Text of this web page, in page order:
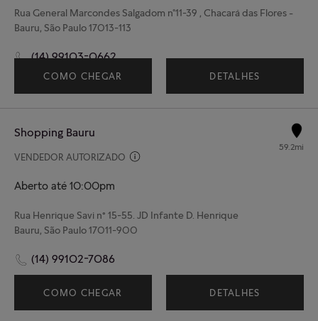
Rua General Marcondes Salgadom nº11-39 , Chacará das Flores -
Bauru, São Paulo 17013-113
(14) 99103-0662
COMO CHEGAR DETALHES
Shopping Bauru
VENDEDOR AUTORIZADO
Aberto até 10:00pm
59.2mi
Rua Henrique Savi n° 15-55. JD Infante D. Henrique
Bauru, São Paulo 17011-900
(14) 99102-7086
COMO CHEGAR DETALHES